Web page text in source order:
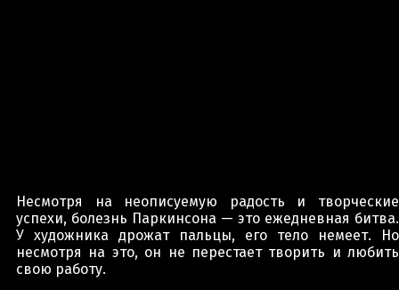
Несмотря на неописуемую радость и творческие
успехи, болезнь Паркинсона — это ежедневная битва.
У художника дрожат пальцы, его тело немеет. Но
несмотря на это, он не перестает творить и любить
свою работу.